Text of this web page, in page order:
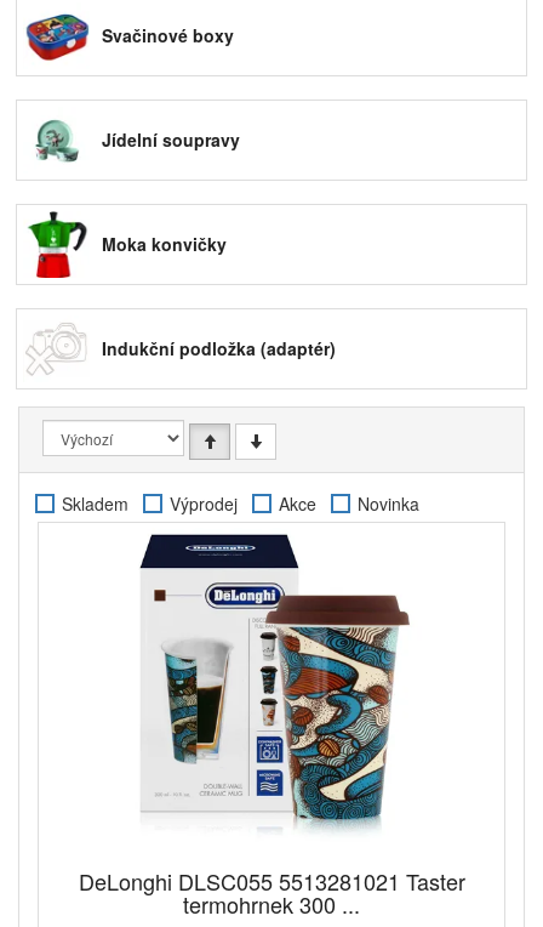
spálili. Pokud ale chcete předejít nepříjemnému
popálení prstů i při konzumaci horkých nápojů ze
skleniček, porozhlédněte se po naší nabídce
ruce budou v bezpečí. Termohrnky můžete použít
také na studené nápoje
potřebujete udržet jejich obsah chladný. Připravte si
třeba báječnou domácí limonádu a doplňte ji ledem,
který se díky termoizolačním vlastnostem skleničky či
hrnu jen tak nerozpustí.
Svačinové boxy
Jídelní soupravy
Moka konvičky
Indukční podložka (adaptér)
Skladem Výprodej Akce Novinka
DeLonghi DLSC055 5513281021 Taster
termohrnek 300 ...